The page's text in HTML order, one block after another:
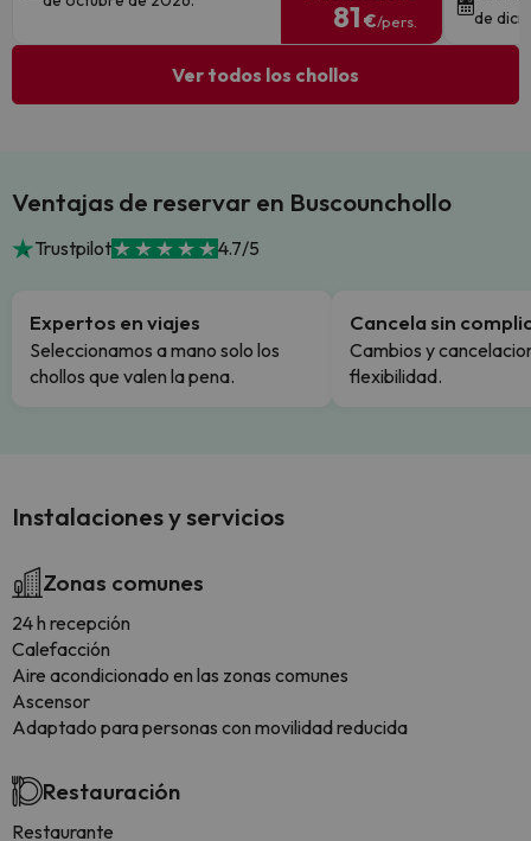
81 €/pers.
de
Ver todos los chollos
Ventajas de reservar en Buscounchollo
Trustpilot 4.7/5
Expertos en viajes
Seleccionamos a mano solo los
chollos que valen la pena.
Cancela sin
Cambios y
flexibilidad.
Instalaciones y servicios
Zonas comunes
24 h recepción
Calefacción
Aire acondicionado en las zonas comunes
Ascensor
Adaptado para personas con movilidad reducida
Restauración
Restaurante